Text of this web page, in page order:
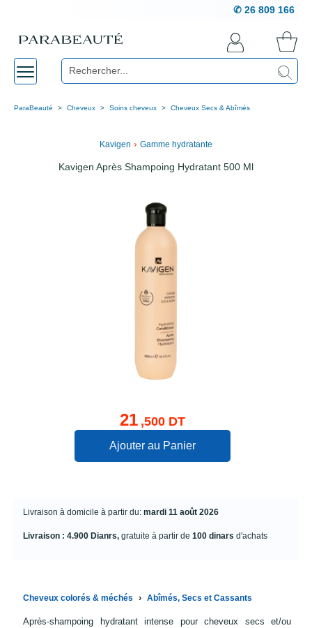
✆ 26 809 166
ParaBeauté Cheveux Soins cheveux Cheveux Secs & Abîmés
Kavigen › Gamme hydratante
Kavigen Après Shampoing Hydratant 500 Ml
21 ,500 DT
Ajouter au Panier
Livraison à domicile à partir du: mardi 11 août 2026
Livraison : 4.900 Dianrs, gratuite à partir de 100 dinars d'achats
Cheveux colorés & méchés › Abîmés, Secs et Cassants
Après-shampoing hydratant intense pour cheveux secs et/ou